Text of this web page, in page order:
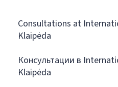
Consultations at
Klaipėda
Консультации в
Klaipėda